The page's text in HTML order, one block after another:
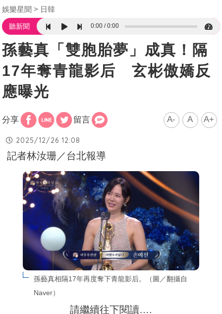
娛樂星聞 日韓
聽新聞 0:00 0:00
孫藝真「雙胞胎夢」成真！隔
17年奪青龍影后 玄彬傲嬌反
應曝光
分享 留言 A- A A+
2025/12/26 12:08
記者林汝珊／台北報導
孫藝真相隔17年再度奪下青龍影后。（圖／翻攝自
Naver）
請繼續往下閱讀….